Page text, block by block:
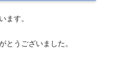
ます。
とうございました。